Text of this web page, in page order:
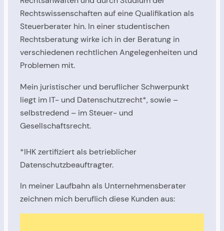
Rechtswissenschaften auf eine Qualifikation als
Steuerberater hin. In einer studentischen
Rechtsberatung wirke ich in der Beratung in
verschiedenen rechtlichen Angelegenheiten und
Problemen mit.
Mein juristischer und beruflicher Schwerpunkt
liegt im IT- und Datenschutzrecht*, sowie –
selbstredend – im Steuer- und
Gesellschaftsrecht.
*IHK zertifiziert als betrieblicher
Datenschutzbeauftragter.
In meiner Laufbahn als Unternehmensberater
zeichnen mich beruflich diese Kunden aus: